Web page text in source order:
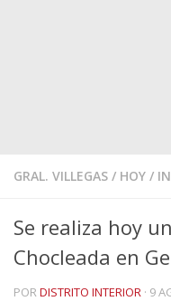
GRAL. VILLEGAS / HOY /
Se realiza hoy
Chocleada en
PORDISTRITO INTERIOR · 9